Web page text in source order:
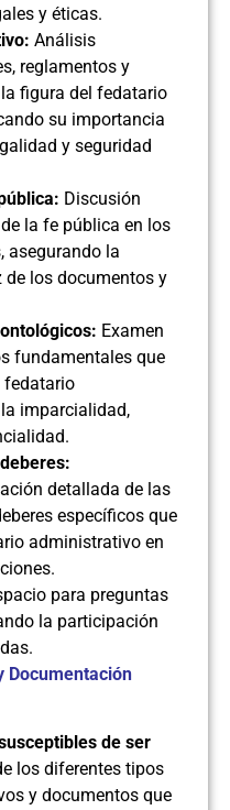
y éticas.
Análisis
reglamentos y
figura del fedatario
su importancia
y seguridad
Discusión
la fe pública en los
asegurando la
los documentos y
Examen
fundamentales que
fedatario
imparcialidad,
detallada de las
específicos que
administrativo en
para preguntas
la participación
Documentación
de ser
los diferentes tipos
y documentos que